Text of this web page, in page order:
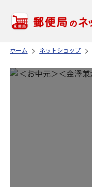
ホーム ネットショップ